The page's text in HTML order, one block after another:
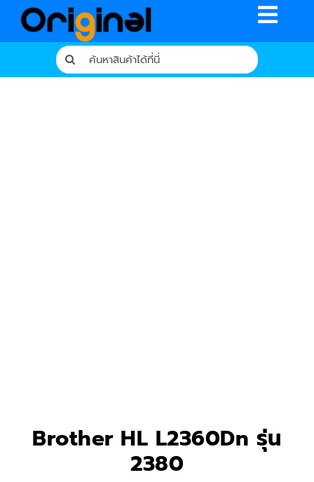
Toggle
Search
for:
Brother HL L2360Dn รุ่น
2380